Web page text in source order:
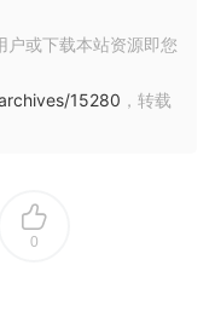
{
表的 Composable
户或下载本站资源即您
15280 ，转载
0